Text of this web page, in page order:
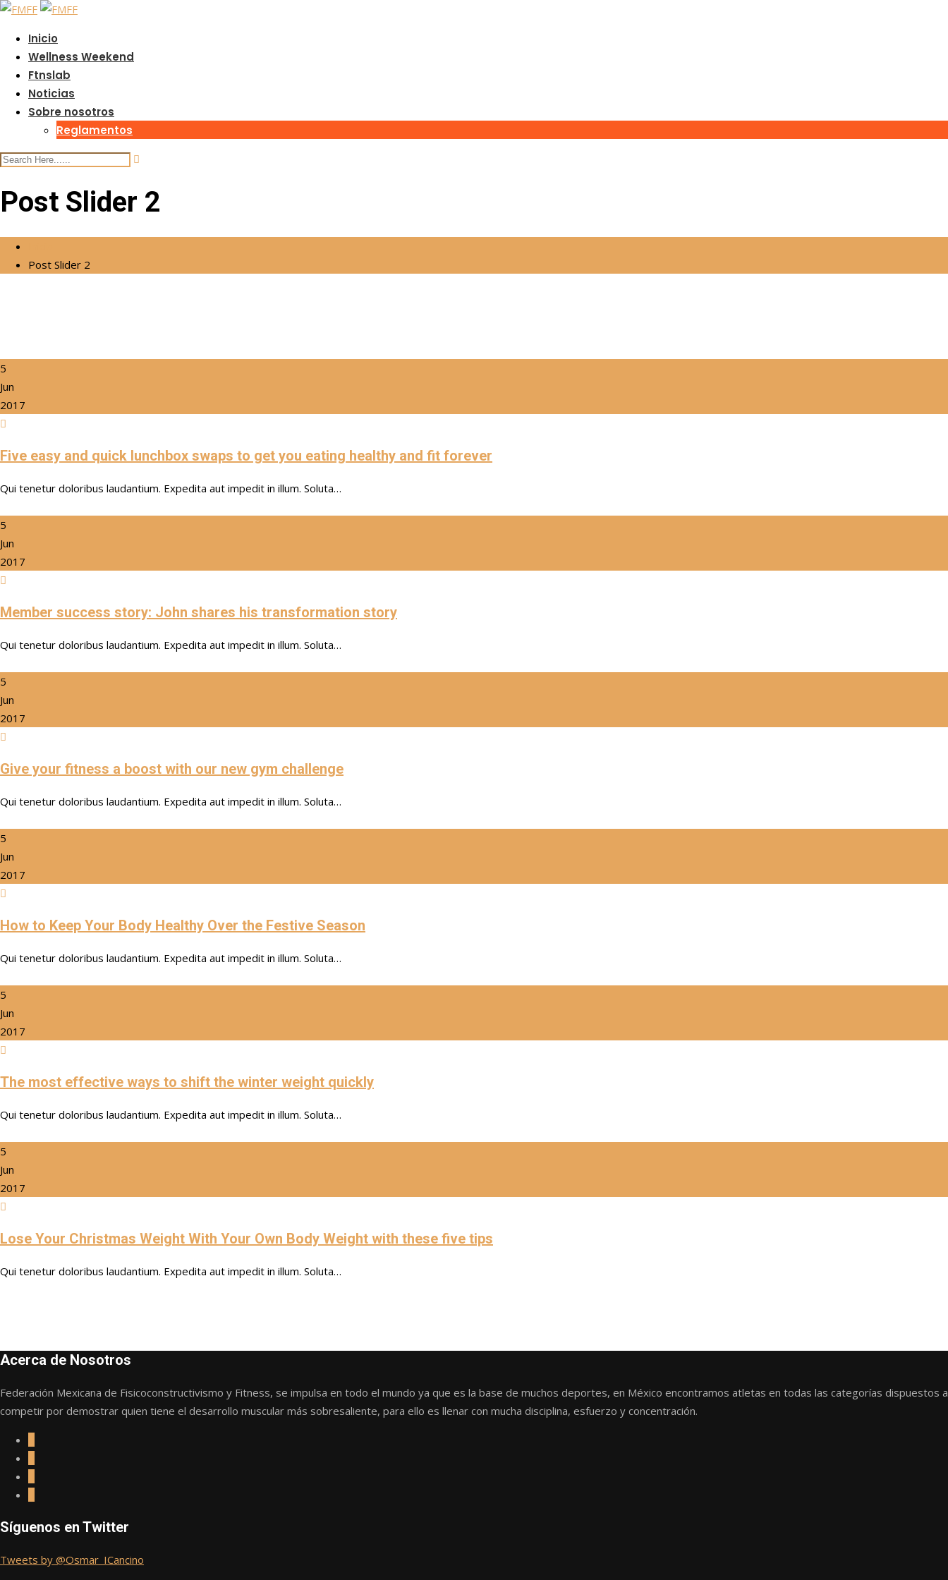
Skip
contentInicio
Wellness Weekend
Ftnslab
Noticias
Sobre nosotros
Reglamentos
Post Slider 2
Post Slider 2
5
Jun
2017
Five easy and quick lunchbox swaps to get you eating healthy and fit forever
Qui tenetur doloribus laudantium. Expedita aut impedit in illum. Soluta…
5
Jun
2017
Member success story: John shares his transformation story
Qui tenetur doloribus laudantium. Expedita aut impedit in illum. Soluta…
5
Jun
2017
Give your fitness a boost with our new gym challenge
Qui tenetur doloribus laudantium. Expedita aut impedit in illum. Soluta…
5
Jun
2017
How to Keep Your Body Healthy Over the Festive Season
Qui tenetur doloribus laudantium. Expedita aut impedit in illum. Soluta…
5
Jun
2017
The most effective ways to shift the winter weight quickly
Qui tenetur doloribus laudantium. Expedita aut impedit in illum. Soluta…
5
Jun
2017
Lose Your Christmas Weight With Your Own Body Weight with these five tips
Qui tenetur doloribus laudantium. Expedita aut impedit in illum. Soluta…
Acerca de Nosotros
Federación Mexicana de Fisicoconstructivismo y Fitness, se impulsa en todo el mundo ya que es la base de muchos deportes, en México encontramos atletas en todas las categorías dispuestos a
competir por demostrar quien tiene el desarrollo muscular más sobresaliente, para ello es llenar con mucha disciplina, esfuerzo y concentración.
Síguenos en Twitter
Tweets by @Osmar_ICancino